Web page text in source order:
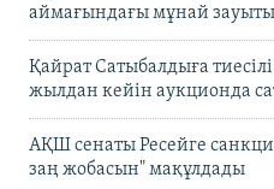
аймағындағы мұнай
Қайрат Сатыбалдыға
жылдан кейін аукционда
АҚШ сенаты Ресейге
заң жобасын" мақұлдады